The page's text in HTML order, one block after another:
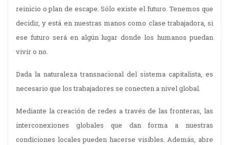
reinicio o plan de escape. Sólo existe el futuro. Tenemos que
decidir, y está en nuestras manos como clase trabajadora, si
ese futuro será en algún lugar donde los humanos puedan
vivir o no.
Dada la naturaleza transnacional del sistema capitalista, es
necesario que los trabajadores se conecten a nivel global.
Mediante la creación de redes a través de las fronteras, las
interconexiones globales que dan forma a nuestras
condiciones locales pueden hacerse visibles. Además, abre